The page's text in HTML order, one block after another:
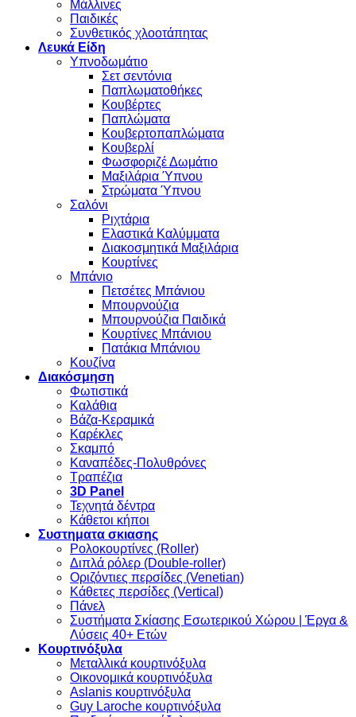
Μάλλινες
Παιδικές
Συνθετικός χλοοτάπητας
Λευκά Είδη
Υπνοδωμάτιο
Σετ σεντόνια
Παπλωματοθήκες
Κουβέρτες
Παπλώματα
Κουβερτοπαπλώματα
Κουβερλί
Φωσφοριζέ Δωμάτιο
Μαξιλάρια Ύπνου
Στρώματα Ύπνου
Σαλόνι
Ριχτάρια
Ελαστικά Καλύμματα
Διακοσμητικά Μαξιλάρια
Κουρτίνες
Μπάνιο
Πετσέτες Μπάνιου
Μπουρνούζια
Μπουρνούζια Παιδικά
Κουρτίνες Μπάνιου
Πατάκια Μπάνιου
Κουζίνα
Διακόσμηση
Φωτιστικά
Καλάθια
Βάζα-Κεραμικά
Καρέκλες
Σκαμπό
Καναπέδες-Πολυθρόνες
Τραπέζια
3D Panel
Τεχνητά δέντρα
Κάθετοι κήποι
Συστηματα σκιασης
Ρολοκουρτίνες (Roller)
Διπλά ρόλερ (Double-roller)
Οριζόντιες περσίδες (Venetian)
Κάθετες περσίδες (Vertical)
Πάνελ
Συστήματα Σκίασης Εσωτερικού Χώρου | Έργα &
Λύσεις 40+ Ετών
Κουρτινόξυλα
Μεταλλικά κουρτινόξυλα
Οικονομικά κουρτινόξυλα
Aslanis κουρτινόξυλα
Guy Laroche κουρτινόξυλα